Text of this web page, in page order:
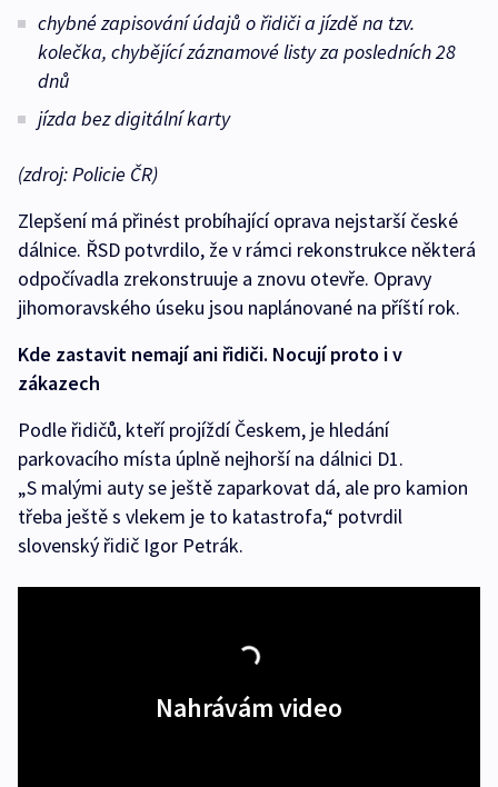
chybné zapisování údajů o řidiči a jízdě na tzv.
kolečka, chybějící záznamové listy za posledních 28
dnů
jízda bez digitální karty
(zdroj: Policie ČR)
Zlepšení má přinést probíhající oprava nejstarší české
dálnice. ŘSD potvrdilo, že v rámci rekonstrukce některá
odpočívadla zrekonstruuje a znovu otevře. Opravy
jihomoravského úseku jsou naplánované na příští rok.
Kde zastavit nemají ani řidiči. Nocují proto i v
zákazech
Podle řidičů, kteří projíždí Českem, je hledání
parkovacího místa úplně nejhorší na dálnici D1.
„S malými auty se ještě zaparkovat dá, ale pro kamion
třeba ještě s vlekem je to katastrofa,“ potvrdil
slovenský řidič Igor Petrák.
Nahrávám video